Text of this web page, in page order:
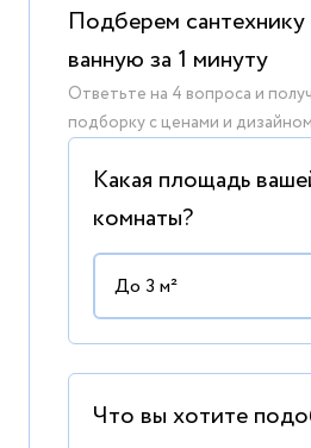
Подберем
ванную за 1 минуту
Ответьте на 4 вопроса и
подборку с ценами и дизайном
Какая площадь
комнаты?
Что вы хотите